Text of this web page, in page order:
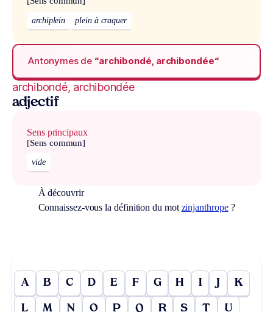
archiplein plein à craquer
Antonymes de “archibondé, archibondée“
archibondé, archibondée
adjectif
Sens principaux
[Sens commun]
vide
À découvrir
Connaissez-vous la définition du mot zinjanthrope?
A B C D E F G H I J K
L M N O P Q R S T U